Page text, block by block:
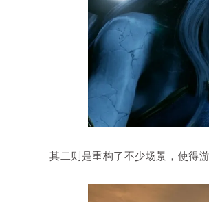
其二则是重构了不少场景，使得